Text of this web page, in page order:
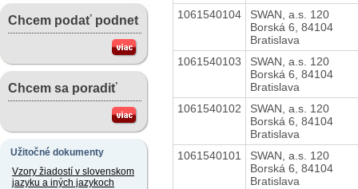
Chcem podať podnet
Chcem sa poradiť
Užitočné dokumenty
Vzory žiadostí v slovenskom
jazyku a iných jazykoch
1061540104
SWAN, a.s. 120
Borská 6, 84104
Bratislava
1061540103
SWAN, a.s. 120
Borská 6, 84104
Bratislava
1061540102
SWAN, a.s. 120
Borská 6, 84104
Bratislava
1061540101
SWAN, a.s. 120
Borská 6, 84104
Bratislava